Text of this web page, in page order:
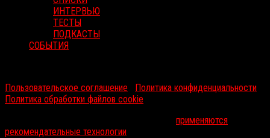
ИНТЕРВЬЮ
ТЕСТЫ
ПОДКАСТЫ
СОБЫТИЯ
Пользовательское соглашение
Политика конфиденциальности
Политика обработки файлов cookie
применяются
рекомендательные технологии